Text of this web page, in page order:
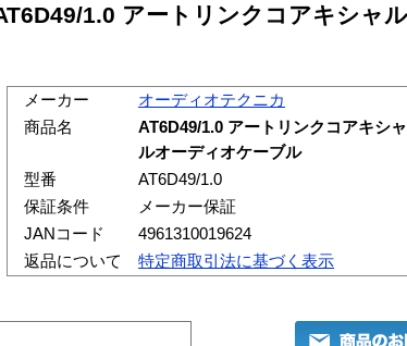
1.0 アートリンクコアキシャ
メーカー
オーディオテクニカ
商品名
AT6D49/1.0 アートリンクコアキシ
ルオーディオケーブル
型番
AT6D49/1.0
保証条件
メーカー保証
JANコード
4961310019624
返品について
特定商取引法に基づく表示